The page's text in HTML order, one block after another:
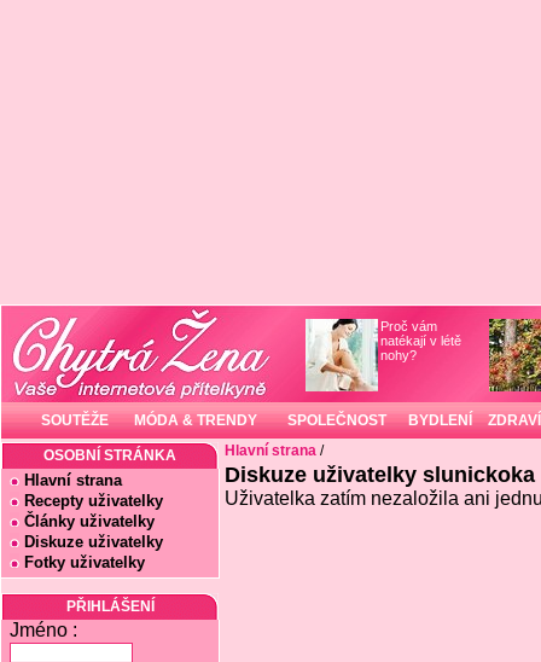
Proč vám
natékají v létě
nohy?
SOUTĚŽE MÓDA & TRENDY SPOLEČNOST BYDLENÍ ZDRAVÍ
OSOBNÍ STRÁNKA
Hlavní strana
Recepty uživatelky
Články uživatelky
Diskuze uživatelky
Fotky uživatelky
PŘIHLÁŠENÍ
Jméno :
Hlavní strana /
Diskuze uživatelky slunickoka
Uživatelka zatím nezaložila ani